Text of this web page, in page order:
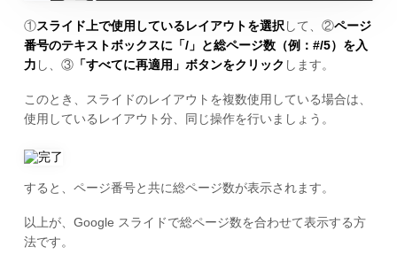
①スライド上で使用しているレイアウトを選択して、②ページ
番号のテキストボックスに「/」と総ページ数（例：#/5）を入
力 し、③「すべてに再適用」ボタンをクリック します。
このとき、スライドのレイアウトを複数使用している場合は、
使用しているレイアウト分、同じ操作を行いましょう。
すると、ページ番号と共に総ページ数が表示されます。
以上が、Google スライドで総ページ数を合わせて表示する方
法です。